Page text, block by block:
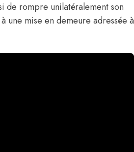
de rompre unilatéralement son
une mise en demeure adressée à